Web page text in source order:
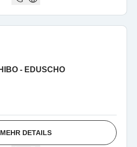
- EDUSCHO
MEHR DETAILS